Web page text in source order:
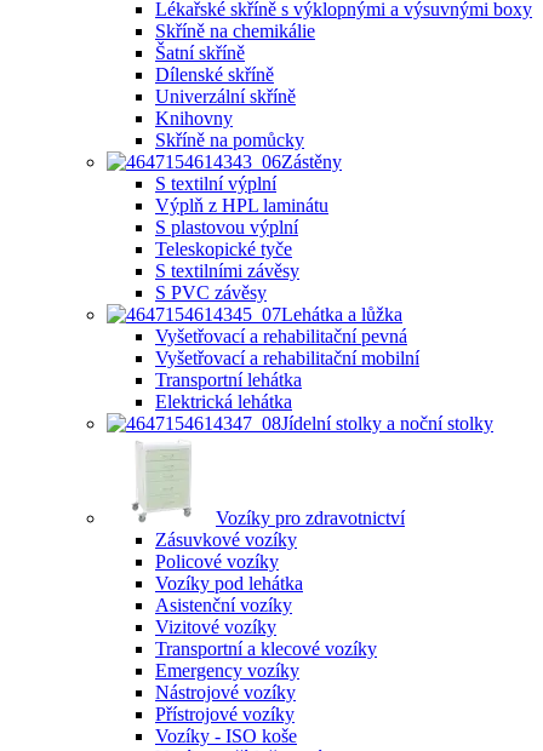
Lékařské skříně s výklopnými a výsuvnými boxy
Skříně na chemikálie
Šatní skříně
Dílenské skříně
Univerzální skříně
Knihovny
Skříně na pomůcky
Zástěny
S textilní výplní
Výplň z HPL laminátu
S plastovou výplní
Teleskopické tyče
S textilními závěsy
S PVC závěsy
Lehátka a lůžka
Vyšetřovací a rehabilitační pevná
Vyšetřovací a rehabilitační mobilní
Transportní lehátka
Elektrická lehátka
Jídelní stolky a noční stolky
Vozíky pro zdravotnictví
Zásuvkové vozíky
Policové vozíky
Vozíky pod lehátka
Asistenční vozíky
Vizitové vozíky
Transportní a klecové vozíky
Emergency vozíky
Nástrojové vozíky
Přístrojové vozíky
Vozíky - ISO koše